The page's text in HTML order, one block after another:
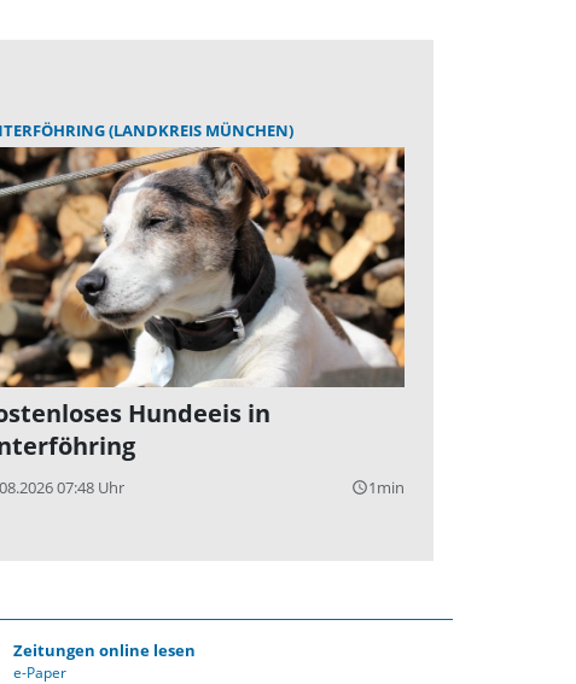
(LANDKREIS MÜNCHEN)
Hundeeis in
07:48 Uhr query_builder1min
Zeitungen online lesen
e-Paper